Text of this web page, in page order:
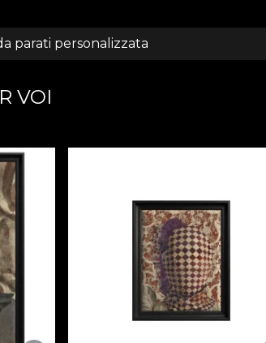
parati personalizzata
VOI